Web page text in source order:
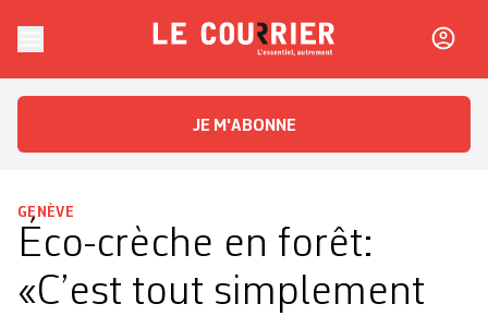
Le CourrierL'essentiel, autrement
JE M'ABONNE
GENÈVE
Éco-crèche en forêt:
«C’est tout simplement